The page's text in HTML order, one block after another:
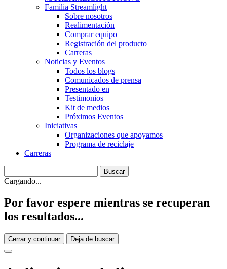
Familia Streamlight
Sobre nosotros
Realimentación
Comprar equipo
Registración del producto
Carreras
Noticias y Eventos
Todos los blogs
Comunicados de prensa
Presentado en
Testimonios
Kit de medios
Próximos Eventos
Iniciativas
Organizaciones que apoyamos
Programa de reciclaje
Carreras
Cargando...
Por favor espere mientras se recuperan
los resultados...
Cerrar y continuar Deja de buscar